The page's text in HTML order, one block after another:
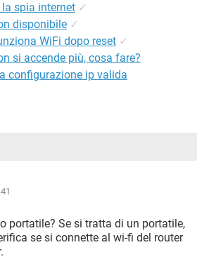
spia internet ✓
disponibile ✓
WiFi dopo reset ✓
si accende più, cosa fare?
configurazione ip valida
portatile? Se si tratta di un portatile,
se si connette al wi-fi del router